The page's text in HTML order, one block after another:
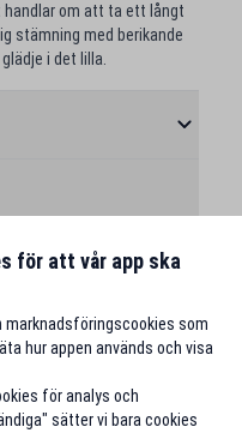
handlar om att ta ett långt
stämning med berikande
i det lilla.
för att vår app ska
marknadsföringscookies som
hur appen används och visa
för analys och
sätter vi bara cookies